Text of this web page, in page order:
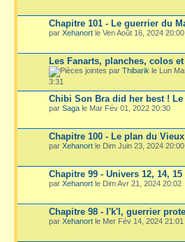
Chapitre 101 - Le guerrier du
par Xehanort le Ven Août 16, 2024 20:00
Les Fanarts, planches, colos
par Thibarik le Lun
3:31
Chibi Son Bra did her best ! Le
par Saga le Mar Fév 01, 2022 20:30
Chapitre 100 - Le plan du
par Xehanort le Dim Juin 23, 2024 20:00
Chapitre 99 - Univers 12, 14,
par Xehanort le Dim Avr 21, 2024 20:02
Chapitre 98 - I'k'l, guerrier
par Xehanort le Mer Fév 14, 2024 21:01